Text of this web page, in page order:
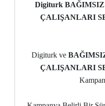
Digiturk
ÇALIŞANLARI
Digiturk ve
ÇALIŞANLARI